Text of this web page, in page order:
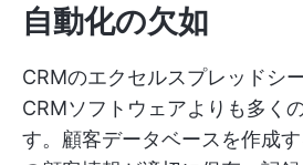
自動化の欠如
CRMのエクセルスプレッドシ
CRMソフトウェアよりも多く
す。顧客データベースを作成